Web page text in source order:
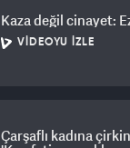
Kaza değil cinayet:
VIDEOYU İZLE
Çarşaflı kadına çirkin